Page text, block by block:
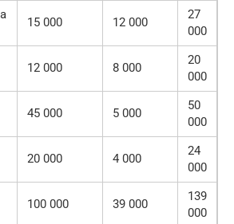
15 000 12 000
27
000
12 000 8 000
20
000
45 000 5 000
50
000
20 000 4 000
24
000
100 000 39 000
139
000